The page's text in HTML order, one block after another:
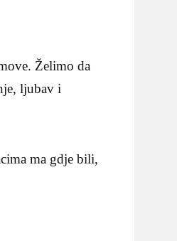
Želimo da
ljubav i
ma gdje bili,